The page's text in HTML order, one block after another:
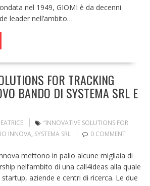
nel 1949, GIOMI è da decenni
leader nell’ambito…
FOR TRACKING
BANDO DI SYSTEMA SRL E
“INNOVATIVE SOLUTIONS FOR
INNOVA, SYSTEMA SRL 0 COMMENT
mettono in palio alcune migliaia di
nell’ambito di una call4ideas alla quale
aziende e centri di ricerca. Le due